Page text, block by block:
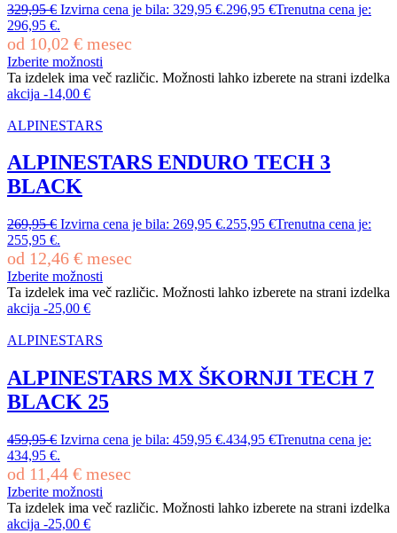
329,95€ Izvirna cena je bila: 329,95 €.296,95 €Trenutna cena je:
296,95 €.
od 10,02 € mesec
Izberite možnosti
Ta izdelek ima več različic. Možnosti lahko izberete na strani izdelka
akcija -14,00 €
ALPINESTARS
ALPINESTARS ENDURO TECH 3
BLACK
269,95€ Izvirna cena je bila: 269,95 €.255,95 €Trenutna cena je:
255,95 €.
od 12,46 € mesec
Izberite možnosti
Ta izdelek ima več različic. Možnosti lahko izberete na strani izdelka
akcija -25,00 €
ALPINESTARS
ALPINESTARS MX ŠKORNJI TECH 7
BLACK 25
459,95€ Izvirna cena je bila: 459,95 €.434,95 €Trenutna cena je:
434,95 €.
od 11,44 € mesec
Izberite možnosti
Ta izdelek ima več različic. Možnosti lahko izberete na strani izdelka
akcija -25,00 €